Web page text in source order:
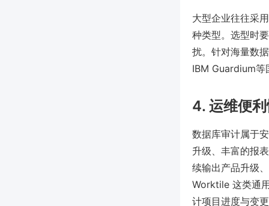
大型企业往往采
种类型。选型时
扰。针对海量数
IBM Guardium等
4. 运维便
数据库审计属于
升级、丰富的报
续输出产品升级
Worktile 这类通
计项目进度与变